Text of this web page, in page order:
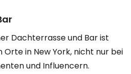
Dachterrasse und Bar ist
in New York, nicht nur bei
und Influencern.